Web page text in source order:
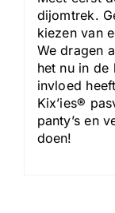
dijomtrek.
kiezen van
We dragen
het nu in
invloed
Kix’ies®
panty’s en
doen!